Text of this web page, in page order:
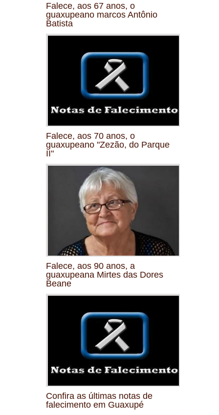
Falece, aos 67 anos, o
guaxupeano marcos Antônio
Batista
Falece, aos 70 anos, o
guaxupeano "Zezão, do Parque
II"
Falece, aos 90 anos, a
guaxupeana Mirtes das Dores
Beane
Confira as últimas notas de
falecimento em Guaxupé